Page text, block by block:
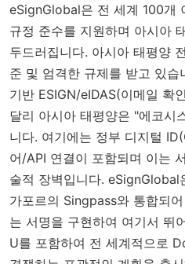
eSignGlobal은 전 세계 100개
규정 준수를 지원하며 아시아
두드러집니다. 아시아 태평양
준 및 엄격한 규제를 받고 있
기반 ESIGN/eIDAS(이메일 확
달리 아시아 태평양은 "에코시
니다. 여기에는 정부 디지털
어/API 연결이 포함되며 이는
술적 장벽입니다.
가포르의 Singpass와 통합되
는 서명을 구현하여 여기서 뛰
U를 포함하여 전 세계적으로